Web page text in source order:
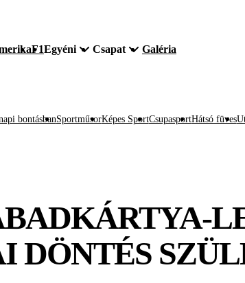
F1Egyéni Csapat Galéria
bontásbanSportműsorKépes SportCsupasportHátsó füves
DÖNTÉS